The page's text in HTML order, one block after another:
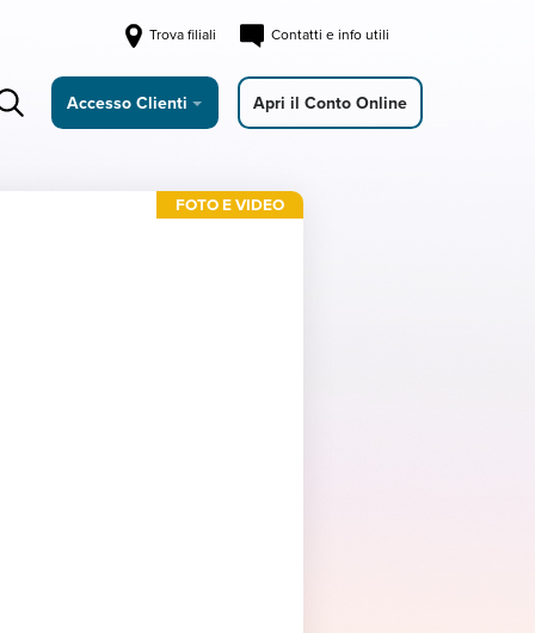
Trova filiali Contatti e info utili
Accesso Clienti Apri il Conto Online
FOTO E VIDEO